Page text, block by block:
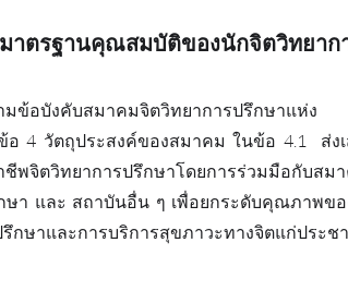
าตรฐานคุณสมบัติของนักจิตวิทยาก
มข้อบังคับสมาคมจิตวิทยาการปรึกษาแห่ง
อ 4 วัตถุประสงค์ของสมาคม ในข้อ 4.1 ส่ง
ชีพจิตวิทยาการปรึกษาโดยการร่วมมือกับสม
ษา และ สถาบันอื่น ๆ เพื่อยกระดับคุณภาพข
กษาและการบริการสุขภาวะทางจิตแก่ประช